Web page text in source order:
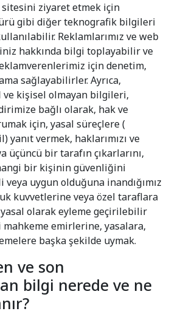
ziyaret etmek için
gibi diğer teknografik bilgileri
Reklamlarımız ve web
hakkında bilgi toplayabilir ve
için denetim,
sağlayabilirler. Ayrıca,
ve kişisel olmayan bilgileri,
bağlı olarak, hak ve
için, yasal süreçlere (
yanıt vermek, haklarımızı ve
üçüncü bir tarafın çıkarlarını,
bir kişinin güvenliğini
uygun olduğuna inandığımız
kuvvetlerine veya özel taraflara
olarak eyleme geçirilebilir
emirlerine, yasalara,
başka şekilde uymak.
ve son
bilgi nerede ve ne